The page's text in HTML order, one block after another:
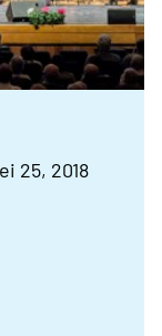
25, 2018